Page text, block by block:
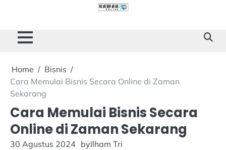
content
Home
Bisnis
Cara Memulai Bisnis Secara Online di Zaman
Sekarang
Cara Memulai Bisnis Secara
Online di Zaman Sekarang
30 Agustus 2024 byIlham Tri